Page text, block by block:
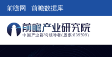
前瞻网 前瞻数据库